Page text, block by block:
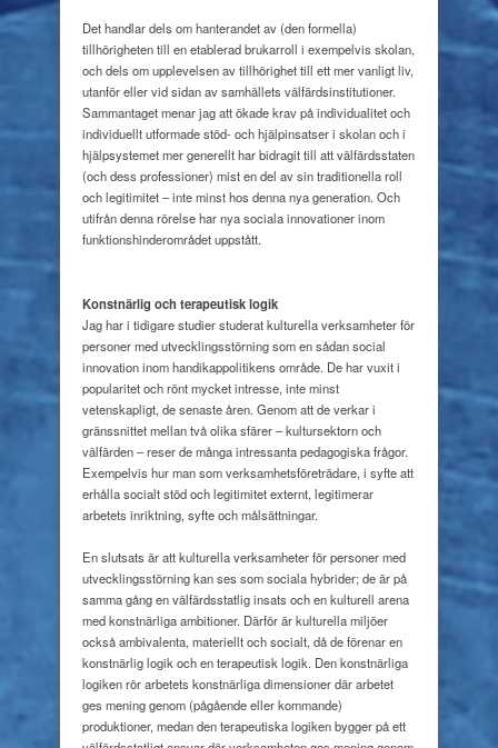
Det handlar dels om hanterandet av (den formella)
tillhörigheten till en etablerad brukarroll i exempelvis skolan,
och dels om upplevelsen av tillhörighet till ett mer vanligt liv,
utanför eller vid sidan av samhällets välfärdsinstitutioner.
Sammantaget menar jag att ökade krav på individualitet och
individuellt utformade stöd- och hjälpinsatser i skolan och i
hjälpsystemet mer generellt har bidragit till att välfärdsstaten
(och dess professioner) mist en del av sin traditionella roll
och legitimitet – inte minst hos denna nya generation. Och
utifrån denna rörelse har nya sociala innovationer inom
funktionshinderområdet uppstått.
Konstnärlig och terapeutisk logik
Jag har i tidigare studier studerat kulturella verksamheter för
personer med utvecklingsstörning som en sådan social
innovation inom handikappolitikens område. De har vuxit i
popularitet och rönt mycket intresse, inte minst
vetenskapligt, de senaste åren. Genom att de verkar i
gränssnittet mellan två olika sfärer – kultursektorn och
välfärden – reser de många intressanta pedagogiska frågor.
Exempelvis hur man som verksamhetsföreträdare, i syfte att
erhålla socialt stöd och legitimitet externt, legitimerar
arbetets inriktning, syfte och målsättningar.
En slutsats är att kulturella verksamheter för personer med
utvecklingsstörning kan ses som sociala hybrider; de är på
samma gång en välfärdsstatlig insats och en kulturell arena
med konstnärliga ambitioner. Därför är kulturella miljöer
också ambivalenta, materiellt och socialt, då de förenar en
konstnärlig logik och en terapeutisk logik. Den konstnärliga
logiken rör arbetets konstnärliga dimensioner där arbetet
ges mening genom (pågående eller kommande)
produktioner, medan den terapeutiska logiken bygger på ett